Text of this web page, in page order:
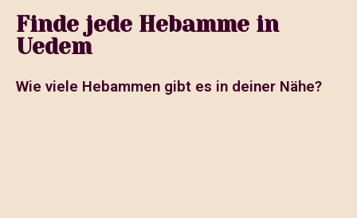
Finde jede Hebamme in
Uedem
Wie viele Hebammen gibt es in deiner Nähe?